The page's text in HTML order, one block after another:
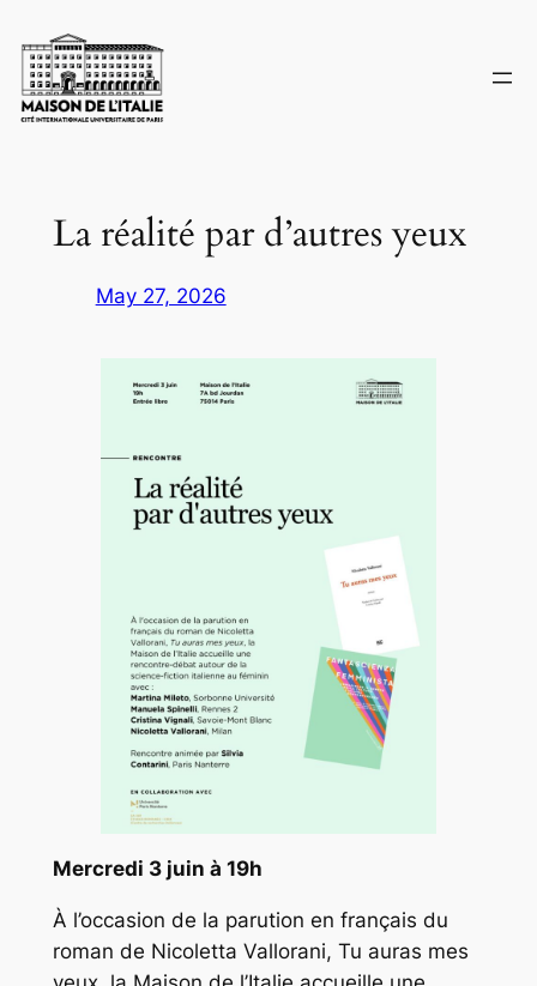
to
content
La réalité par d’autres yeux
May 27, 2026
Mercredi 3 juin à 19h
À l’occasion de la parution en français du
roman de Nicoletta Vallorani, Tu auras mes